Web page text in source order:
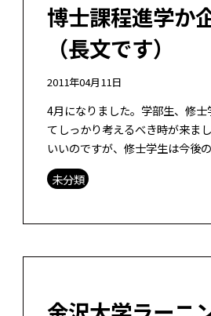
博士課程進学か
（長文です）
2011年04月11日
4月になりました。学部生、修
てしっかり考えるべき時が来ま
いいのですが、修士学生は今後
る分岐点にいることは間違ない
の修士学生から進路について相
未分類